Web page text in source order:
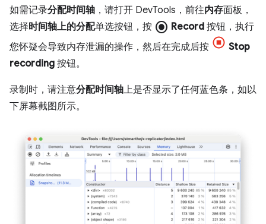
如需记录分配时间轴 ，请打开 DevTools，前往内存面板，
选择时间轴上的分配单选按钮，按 radio_button_checked Record 按钮，执行
您怀疑会导致内存泄漏的操作，然后在完成后按
Stop
recording 按钮。
录制时，请注意分配时间轴上是否显示了任何蓝色条，如以
下屏幕截图所示。